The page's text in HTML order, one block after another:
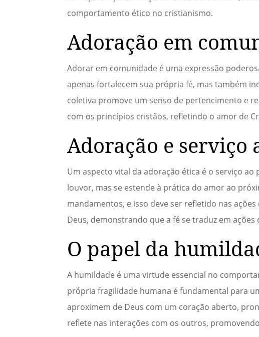
comportamento ético no cristianismo.
Adoração em
Adorar em comunidade é uma expressão
apenas fortalecem sua própria fé, mas também
coletiva promove um senso de pertencimento e
com os princípios cristãos, refletindo o amor de
Adoração e serviço
Um aspecto vital da adoração ética é o serviço
louvor, mas se estende à prática do amor ao
mandamentos, e isso deve ser refletido nas
Deus, demonstrando que a fé se traduz em ações
O papel da
A humildade é uma virtude essencial no
própria fragilidade humana é fundamental para
aproximem de Deus com um coração aberto,
reflete nas interações com os outros,